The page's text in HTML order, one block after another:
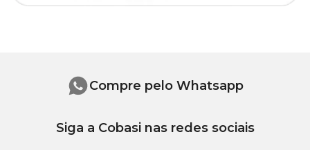
Compre pelo Whatsapp
Siga a Cobasi nas redes sociais